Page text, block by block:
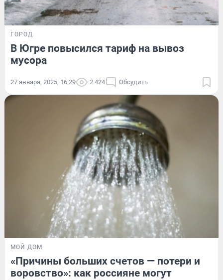
ГОРОД
В Югре повысился тариф на вывоз
мусора
27 января, 2025, 16:29 2 424 Обсудить
МОЙ ДОМ
«Причины больших счетов — потери и
воровство»: как россияне могут